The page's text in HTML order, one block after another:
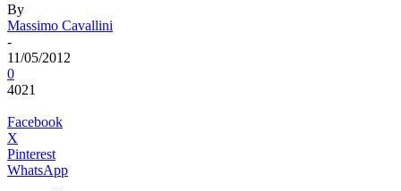
By
Massimo Cavallini
-
11/05/2012
0
4021
Facebook
X
Pinterest
WhatsApp